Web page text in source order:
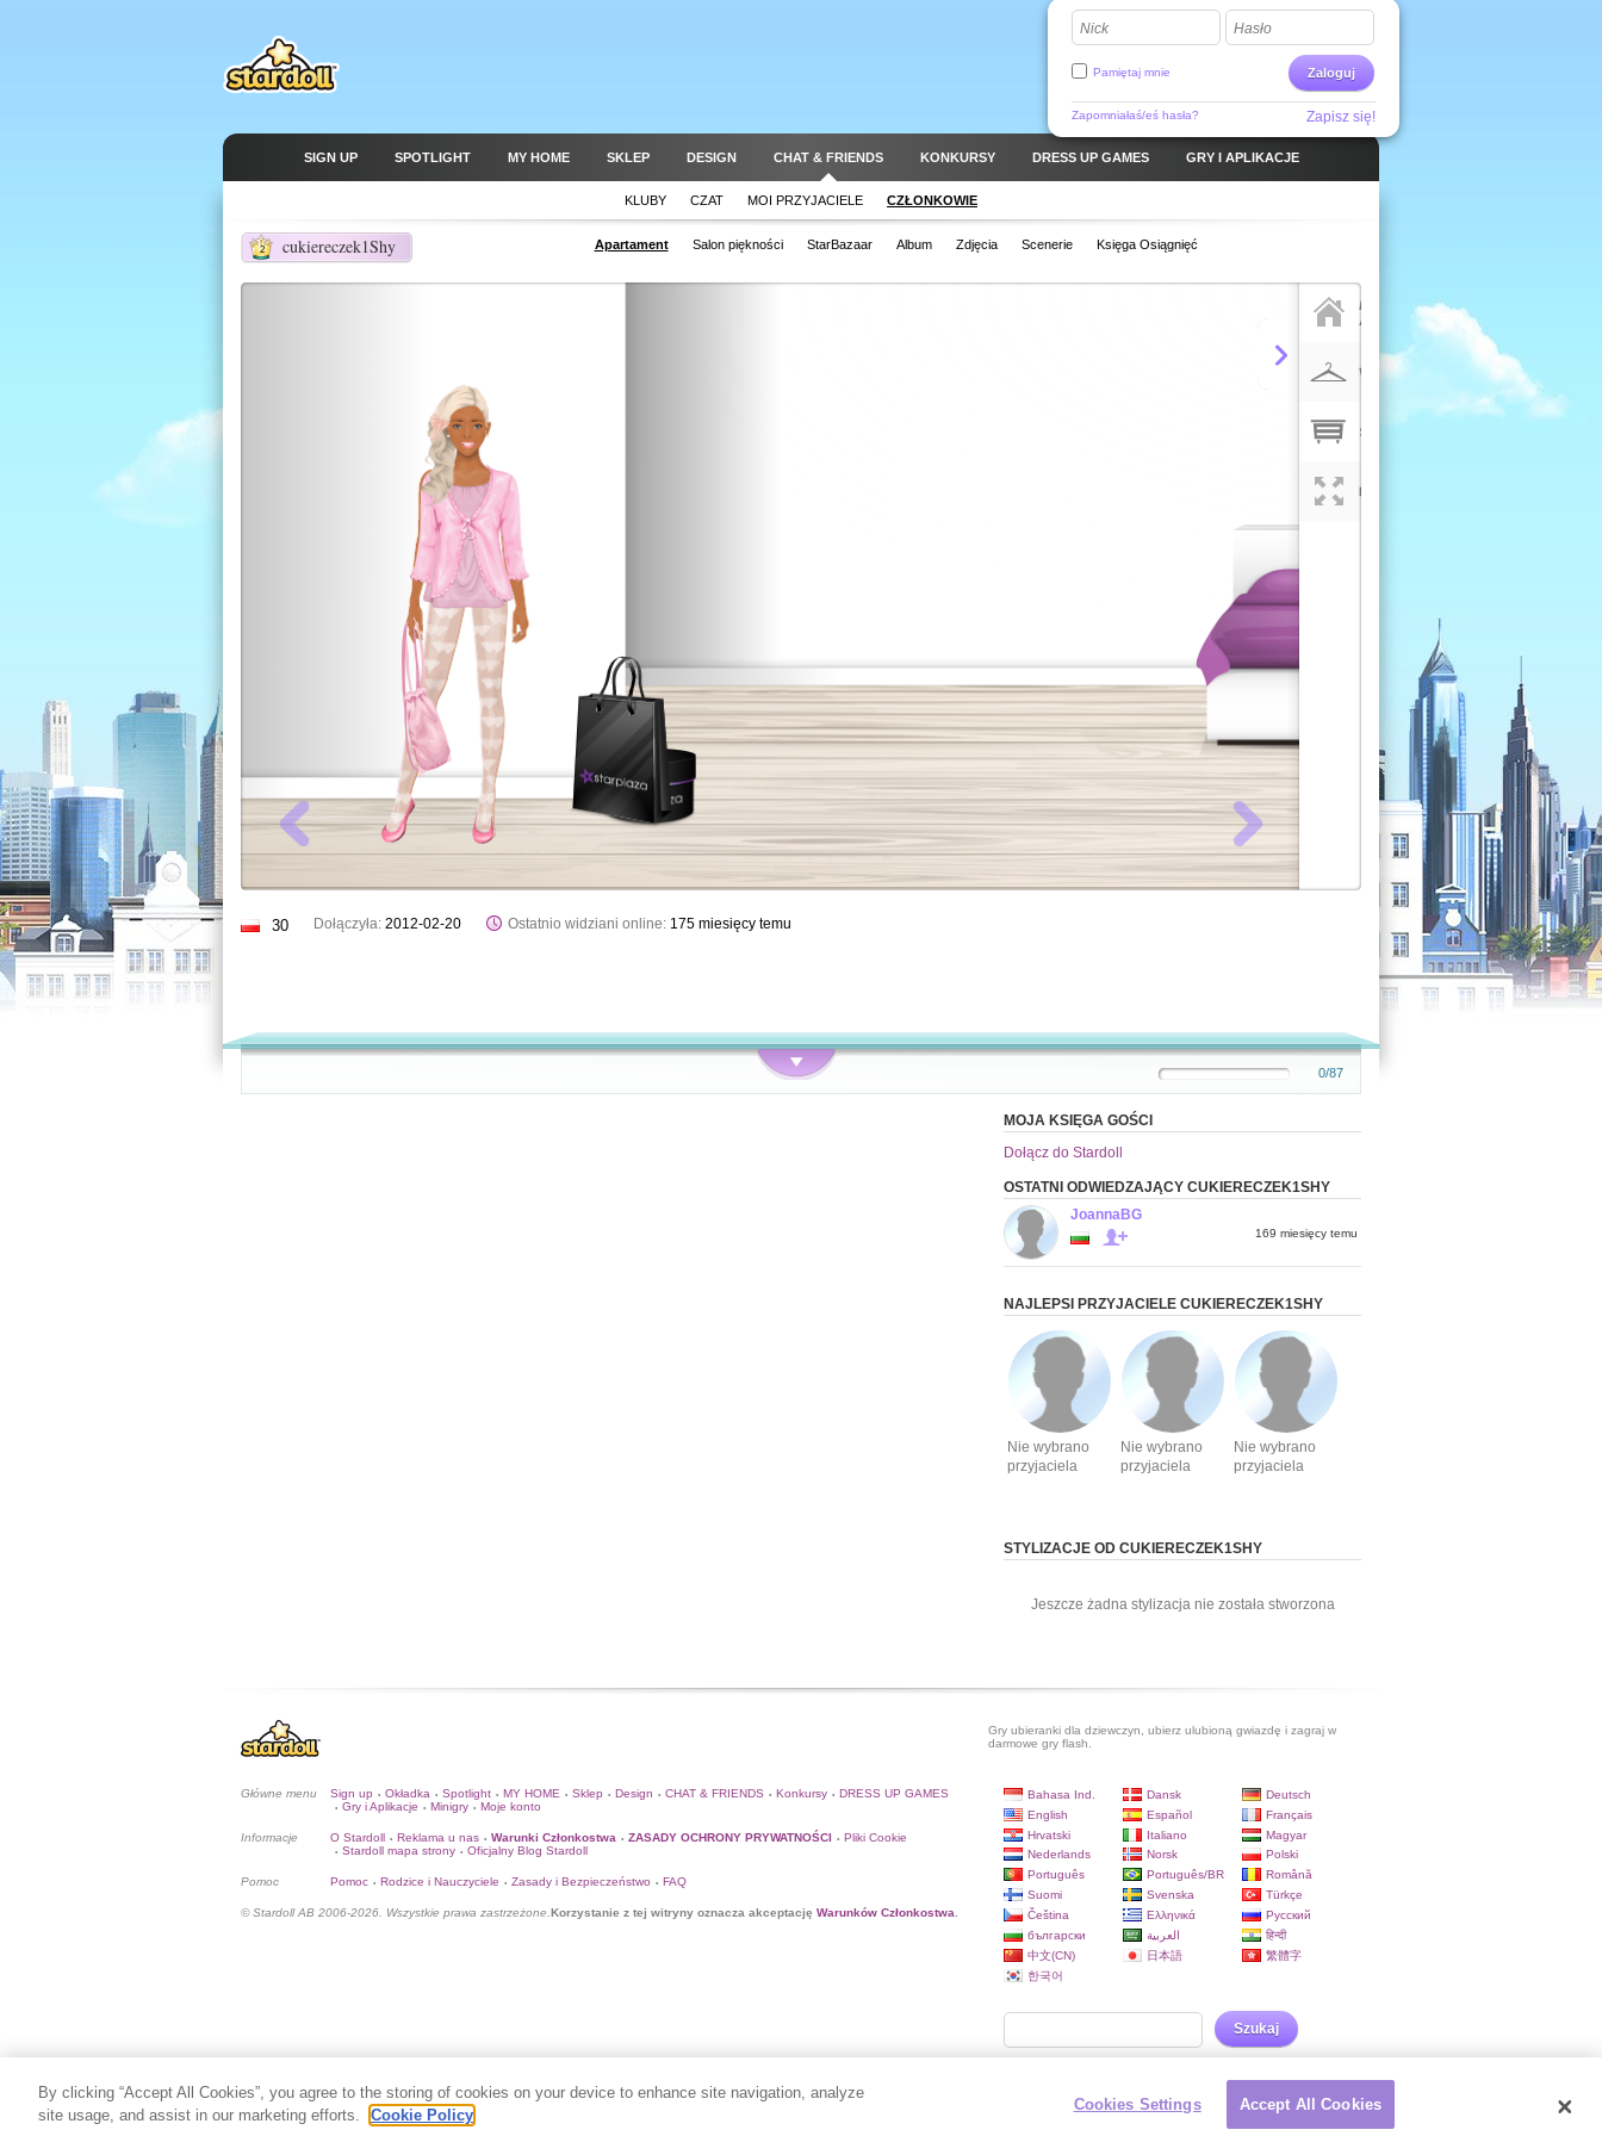
Nick Hasło
Zaloguj
Pamiętaj mnie
Zapomniałaś/eś hasła? Zapisz się!
SIGN UP SPOTLIGHT MY HOME SKLEP DESIGN CHAT & FRIENDS KONKURSY DRESS UP GAMES GRY I APLIKACJE
KLUBY CZAT MOI PRZYJACIELE CZŁONKOWIE
cukiereczek1Shy
2 Apartament Salon piękności StarBazaar Album Zdjęcia Scenerie Księga Osiągnięć
30 Dołączyła: 2012-02-20 Ostatnio widziani online: 175 miesięcy temu
0/87
MOJA KSIĘGA GOŚCI
Dołącz do Stardoll
OSTATNI ODWIEDZAJĄCY CUKIERECZEK1SHY
JoannaBG
169 miesięcy temu
NAJLEPSI PRZYJACIELE CUKIERECZEK1SHY
Nie wybrano
przyjaciela
Nie wybrano
przyjaciela
Nie wybrano
przyjaciela
STYLIZACJE OD CUKIERECZEK1SHY
Jeszcze żadna stylizacja nie została stworzona
Gry ubieranki dla dziewczyn, ubierz ulubioną gwiazdę i zagraj w
darmowe gry flash.
Główne menu Sign up • Okładka • Spotlight • MY HOME • Sklep • Design • CHAT & FRIENDS • Konkursy • DRESS UP GAMES
• Gry i Aplikacje • Minigry • Moje konto
Informacje O Stardoll • Reklama u nas • Warunki Członkostwa • ZASADY OCHRONY PRYWATNOŚCI • Pliki Cookie
• Stardoll mapa strony • Oficjalny Blog Stardoll
Pomoc Pomoc • Rodzice i Nauczyciele • Zasady i Bezpieczeństwo • FAQ
© Stardoll AB 2006-2026. Wszystkie prawa zastrzeżone. Korzystanie z tej witryny oznacza akceptację Warunków Członkostwa
Bahasa Ind. Dansk
Deutsch
English
Español
Français
Hrvatski
Italiano
Magyar
Nederlands
Norsk
Polski
Português
Português/BR
Română
Suomi
Svenska
Türkçe
Čeština
Ελληνικά
Русский
български
العربية
हिन्दी
中文(CN)
日本語
繁體字
한국어
Szukaj
By clicking “Accept All Cookies”, you agree to the storing of cookies on your device to enhance site navigation, analyze
site usage, and assist in our marketing efforts.
Cookie Policy
Cookies Settings Accept All Cookies